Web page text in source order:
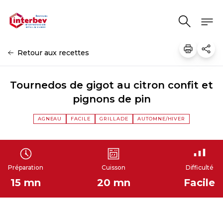
Retour aux recettes
Tournedos de gigot au citron confit et
pignons de pin
AGNEAU FACILE GRILLADE AUTOMNE/HIVER
Préparation
15 mn
Cuisson
20 mn
Difficulté
Facile